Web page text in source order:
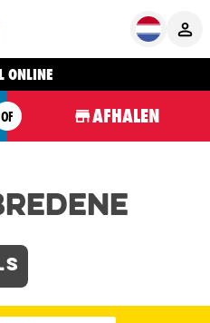
ONLINE
OF AFHALEN